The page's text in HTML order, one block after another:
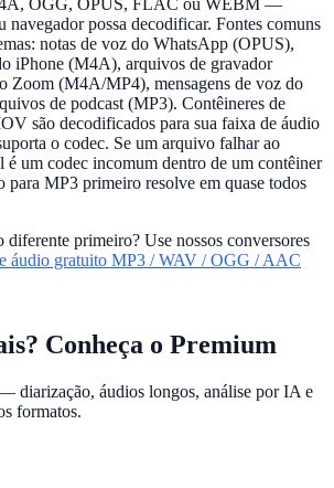
navegador possa decodificar. Fontes comuns
notas de voz do WhatsApp (OPUS),
iPhone (M4A), arquivos de gravador
Zoom (M4A/MP4), mensagens de voz do
de podcast (MP3). Contêineres de
são decodificados para sua faixa de áudio
o codec. Se um arquivo falhar ao
é um codec incomum dentro de um contêiner
MP3 primeiro resolve em quase todos
diferente primeiro? Use nossos conversores
áudio gratuito MP3 / WAV / OGG / AAC
Conheça o Premium
diarização, áudios longos, análise por IA e
formatos.